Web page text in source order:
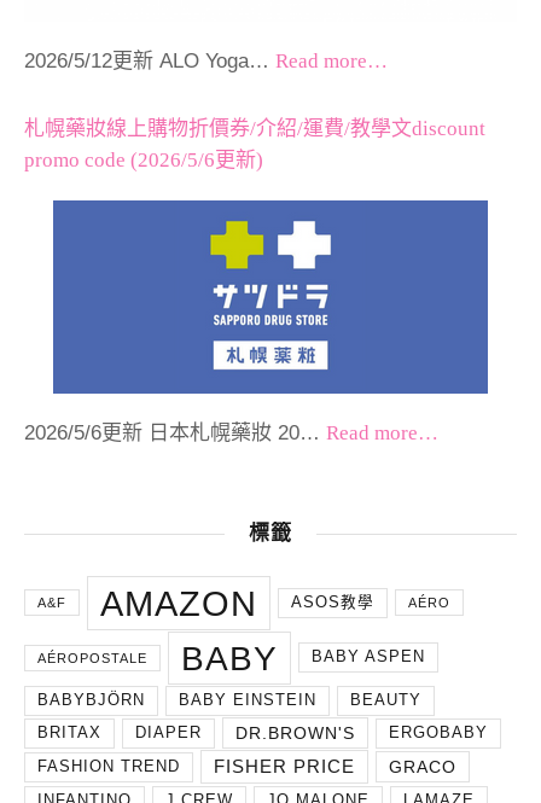
2026/5/12更新 ALO Yoga… Read more…
札幌藥妝線上購物折價券/介紹/運費/教學文discount
promo code (2026/5/6更新)
2026/5/6更新 日本札幌藥妝 20… Read more…
標籤
A&F AMAZON ASOS教學 AÉRO
AÉROPOSTALE BABY BABY ASPEN
BABYBJÖRN BABY EINSTEIN
BEAUTY
BRITAX
DIAPER DR.BROWN'S
ERGOBABY
FASHION TREND
FISHER PRICE GRACO